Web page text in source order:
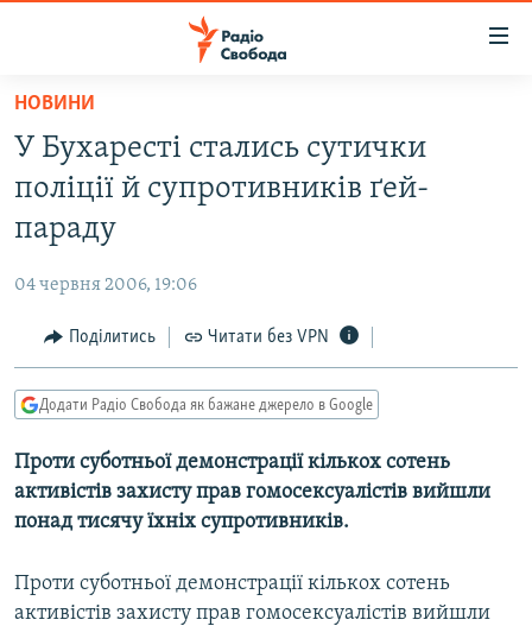
Перейти
основного
матеріалу
до
основної
навігації
Перейти
до
пошуку
ВСЕ ЗА ДОБУ
ЕКОНОМІКА
СУСПІЛЬСТВО
УКРАЇНА
СВІТ
РОСІЙСЬКА «ФІЛЬТРАЦІЯ»
ДОНБАС.РЕАЛІЇ
ТИ ЯК?
СХЕМИ
КИТАЙ.ВИКЛИКИ
ФОТО
НОВИНИ
У Бухаресті стались сутички
поліції й супротивників ґей-
параду
04 червня 2006, 19:06
Поділитись Читати без VPN
Додати Радіо Свобода як бажане джерело в Google
Проти суботньої демонстрації кількох сотень
активістів захисту прав гомосексуалістів вийшли
понад тисячу їхніх супротивників.
Проти суботньої демонстрації кількох сотень
активістів захисту прав гомосексуалістів вийшли